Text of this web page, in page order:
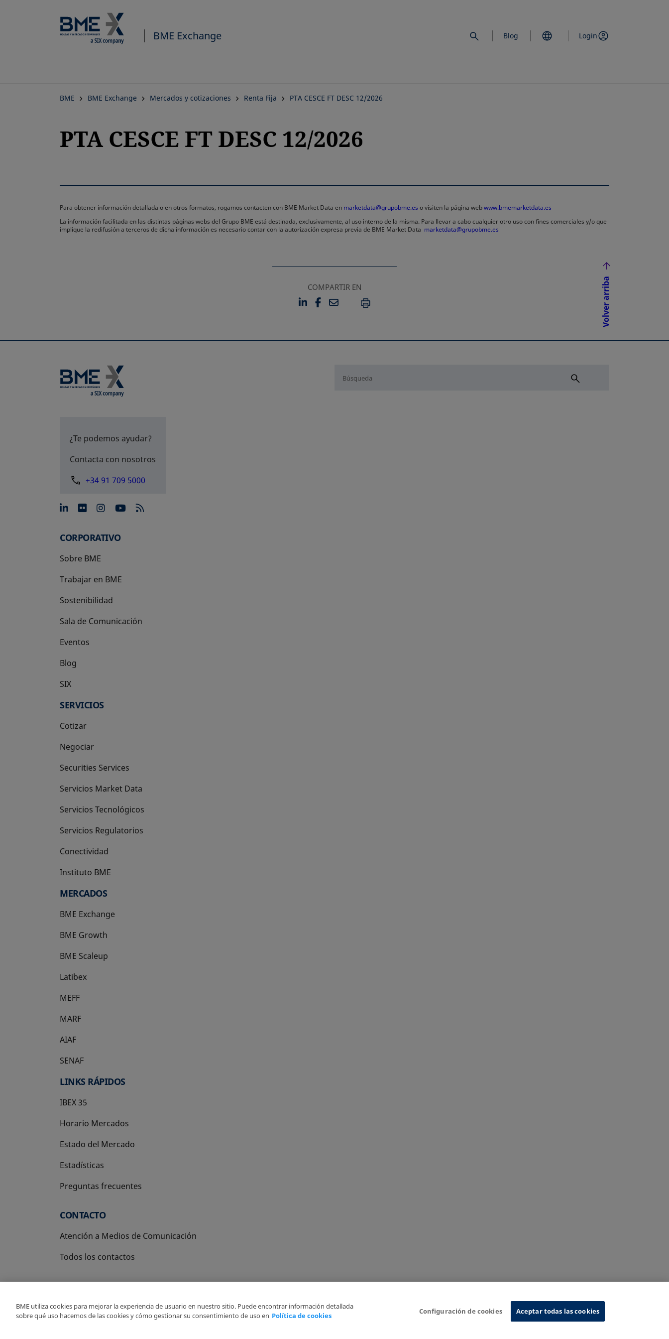
BME Exchange Blog Login
BME BME Exchange Mercados y cotizaciones Renta Fija PTA CESCE FT DESC 12/2026
PTA CESCE FT DESC 12/2026
Para obtener información detallada o en otros formatos, rogamos contacten con BME Market Data en marketdata@grupobme.es o visiten la página webwww.bmemarketdata.es
La información facilitada en las distintas páginas webs del Grupo BME está destinada, exclusivamente, al uso interno de la misma. Para llevar a cabo cualquier otro uso con fines comerciales y/o que
implique la redifusión a terceros de dicha información es necesario contar con la autorización expresa previa de BME Market Data marketdata@grupobme.es
COMPARTIR EN
LINKEDIN
SE ABRE EN UNA PESTAÑA NUEVA
FACEBOOK
SE ABRE EN UNA PESTAÑA NUEVA
EMAILIMPRIMIR Volver arriba
¿Te podemos ayudar?
Contacta con nosotros
+34 91 709 5000
se abre en una pestaña nueva
se abre en una pestaña nueva
se abre en una pestaña nueva
se abre en una pestaña nueva
CORPORATIVO
Sobre BME
Trabajar en BME
Sostenibilidad
Sala de Comunicación
Eventos
Blog
SIX
se abre en una pestaña nueva
SERVICIOS
Cotizar
Negociar
Securities Services
Servicios Market Data
Servicios Tecnológicos
Servicios Regulatorios
Conectividad
Instituto BME
se abre en una pestaña nueva
MERCADOS
BME Exchange
BME Growth
se abre en una pestaña nueva
BME Scaleup
se abre en una pestaña nueva
Latibex
se abre en una pestaña nueva
MEFF
se abre en una pestaña nueva
MARF
AIAF
SENAF
LINKS RÁPIDOS
IBEX 35
Horario Mercados
Estado del Mercado
Estadísticas
Preguntas frecuentes
CONTACTO
Atención a Medios de Comunicación
Todos los contactos
Copyright Ⓒ BME 2026 Sistema de Información
BME utiliza cookies para mejorar la experiencia de usuario en nuestro sitio. Puede encontrar información detallada
sobre qué uso hacemos de las cookies y cómo gestionar su consentimiento de uso en Política de cookies
Configuración de cookies Aceptar todas las cookies